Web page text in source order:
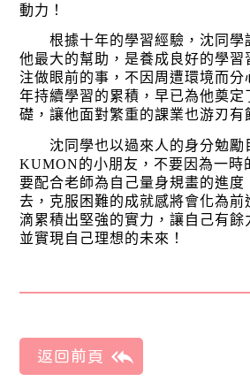
動力！
根據十年的學習經驗，沈同學
他最大的幫助，是養成良好的學習
注做眼前的事，不因周遭環境而分
年持續學習的累積，早已為他奠定
礎，讓他面對繁重的課業也游刃有
沈同學也以過來人的身分勉勵
KUMON的小朋友，不要因為一時
要配合老師為自己量身規畫的進度
去，克服困難的成就感將會化為前
滴累積出堅強的實力，讓自己有餘
並實現自己理想的未來！